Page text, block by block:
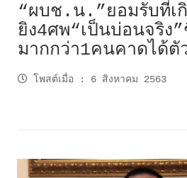
“ผบช.น.”ยอมรับที่เ
ยิง4ศพ“เป็นบ่อนจริง
มากกว่า1คนคาดได้ตั
โพสต์เมื่อ : 6 สิงหาคม 2563